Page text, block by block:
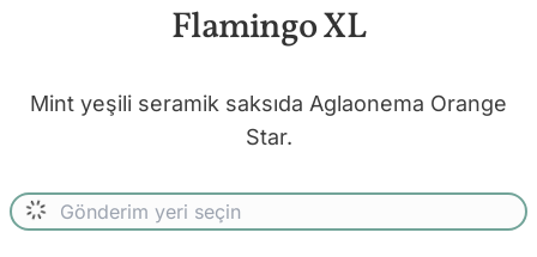
Flamingo XL
Mint yeşili seramik saksıda Aglaonema Orange
Star.